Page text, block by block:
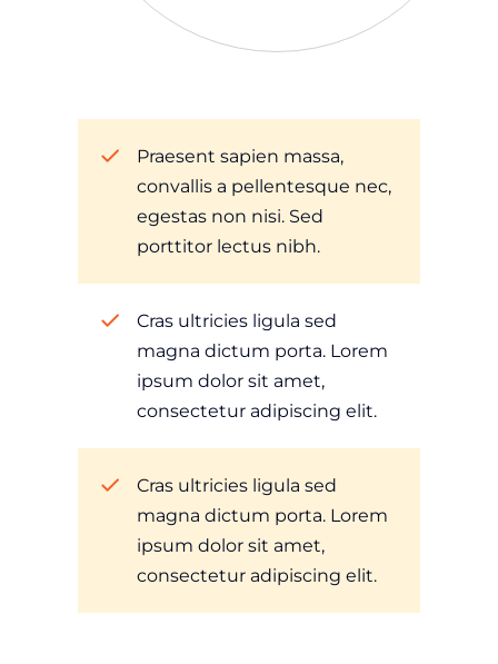
Praesent sapien massa,
convallis a pellentesque nec,
egestas non nisi. Sed
porttitor lectus nibh.
Cras ultricies ligula sed
magna dictum porta. Lorem
ipsum dolor sit amet,
consectetur adipiscing elit.
Cras ultricies ligula sed
magna dictum porta. Lorem
ipsum dolor sit amet,
consectetur adipiscing elit.